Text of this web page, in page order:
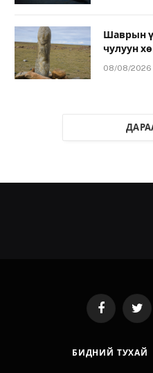
Шаврын
чулуун
08/08/2026
Facebook
БИДНИЙ ТУХАЙ